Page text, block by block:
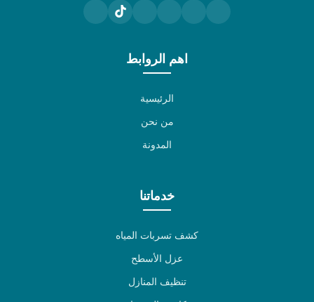
اهم الروابط
الرئيسية
من نحن
المدونة
خدماتنا
كشف تسربات المياه
عزل الأسطح
تنظيف المنازل